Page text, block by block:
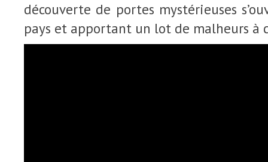
découverte de portes mystérieuses
pays et apportant un lot de malheurs à